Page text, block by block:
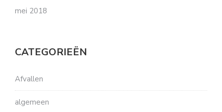
mei 2018
CATEGORIEËN
Afvallen
algemeen